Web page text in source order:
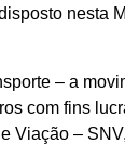
nesta
– a
com fins
Viação –